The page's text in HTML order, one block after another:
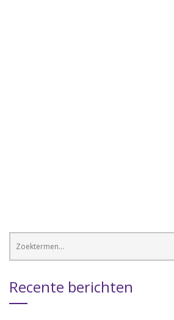
Recente berichten